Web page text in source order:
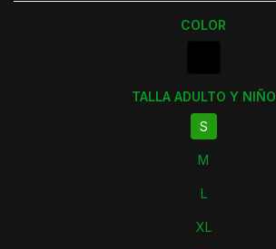
COLOR
TALLA ADULTO Y NIÑO
S
M
L
XL